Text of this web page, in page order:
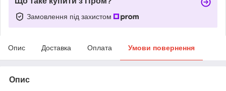
Замовлення під захистом
Опис Доставка Оплата Умови повернення
Опис